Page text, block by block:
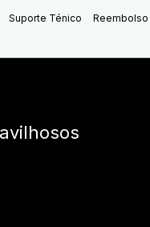
Suporte Ténico Reembolso